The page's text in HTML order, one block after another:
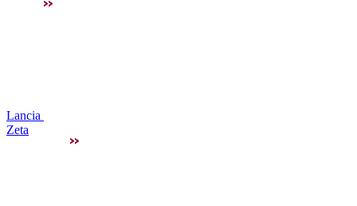
Lancia
Zeta